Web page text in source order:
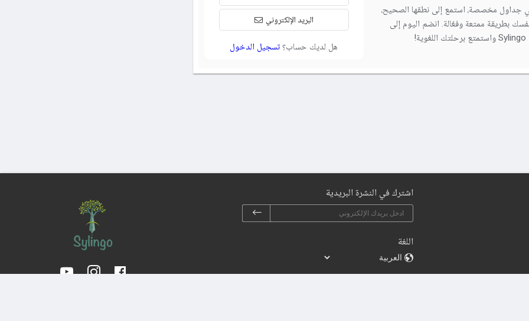
جداول مخصصة، استمع إلى نطقها الصحيح،
بطريقة ممتعة وفعّالة. انضم اليوم إلى
البريد الإلكتروني
هل لديك حساب؟ تسجيل الدخول
اشترك في النشرة البريدية
اللغة